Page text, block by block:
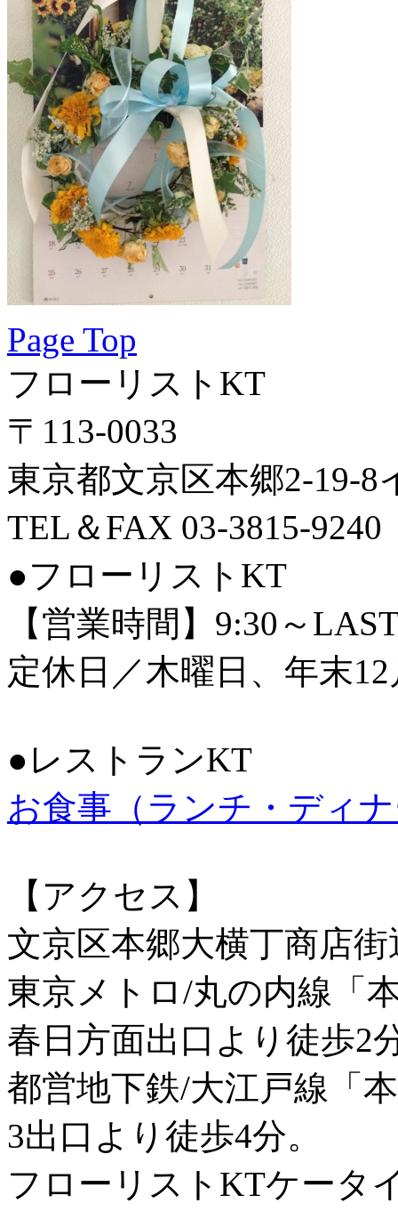
Page Top
フローリストKT
〒113-0033
東京都文京区本郷2-19-8
TEL＆FAX 03-3815-9240
●フローリストKT
【営業時間】9:30～
定休日／木曜日、年末
●レストランKT
お食事（ランチ・ディ
【アクセス】
文京区本郷大横丁商店
東京メトロ/丸の内線「
春日方面出口より徒歩2
都営地下鉄/大江戸線「
3出口より徒歩4分。
フローリストKTケータ